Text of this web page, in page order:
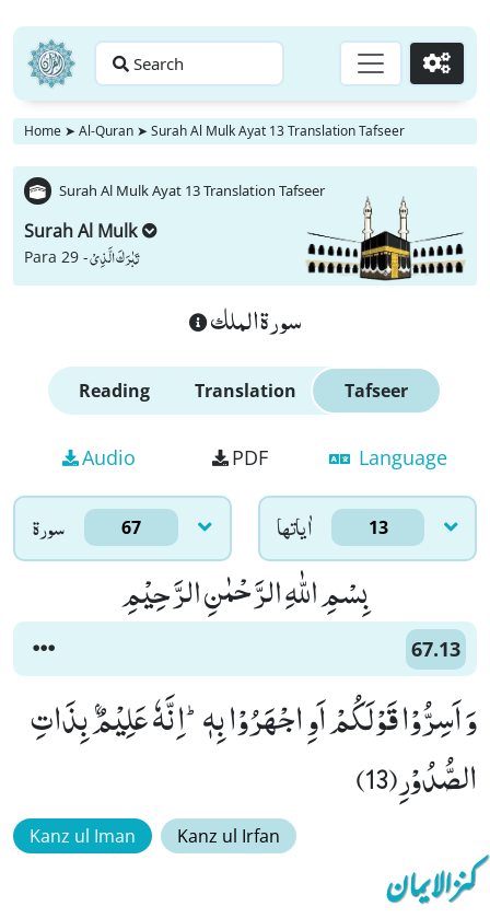
Search Go
Home ➤ Al-Quran ➤ Surah Al Mulk Ayat 13 Translation Tafseer
Surah Al Mulk Ayat 13 Translation Tafseer
Surah Al Mulk
Para 29 -تَبٰرَكَ الَّذِیْ
سورة الملك
Reading Translation Tafseer
Audio PDF Language
سورۃ 67 اٰياتها 13
بِسْمِ اللّٰهِ الرَّحْمٰنِ الرَّحِیْمِ
67.13
وَ اَسِرُّوْا قَوْلَكُمْ اَوِ اجْهَرُوْا بِهٖؕ-اِنَّهٗ عَلِیْمٌۢ بِذَاتِ
الصُّدُوْرِ(13)
Kanz ul Iman Kanz ul Irfan
کنزالایمان